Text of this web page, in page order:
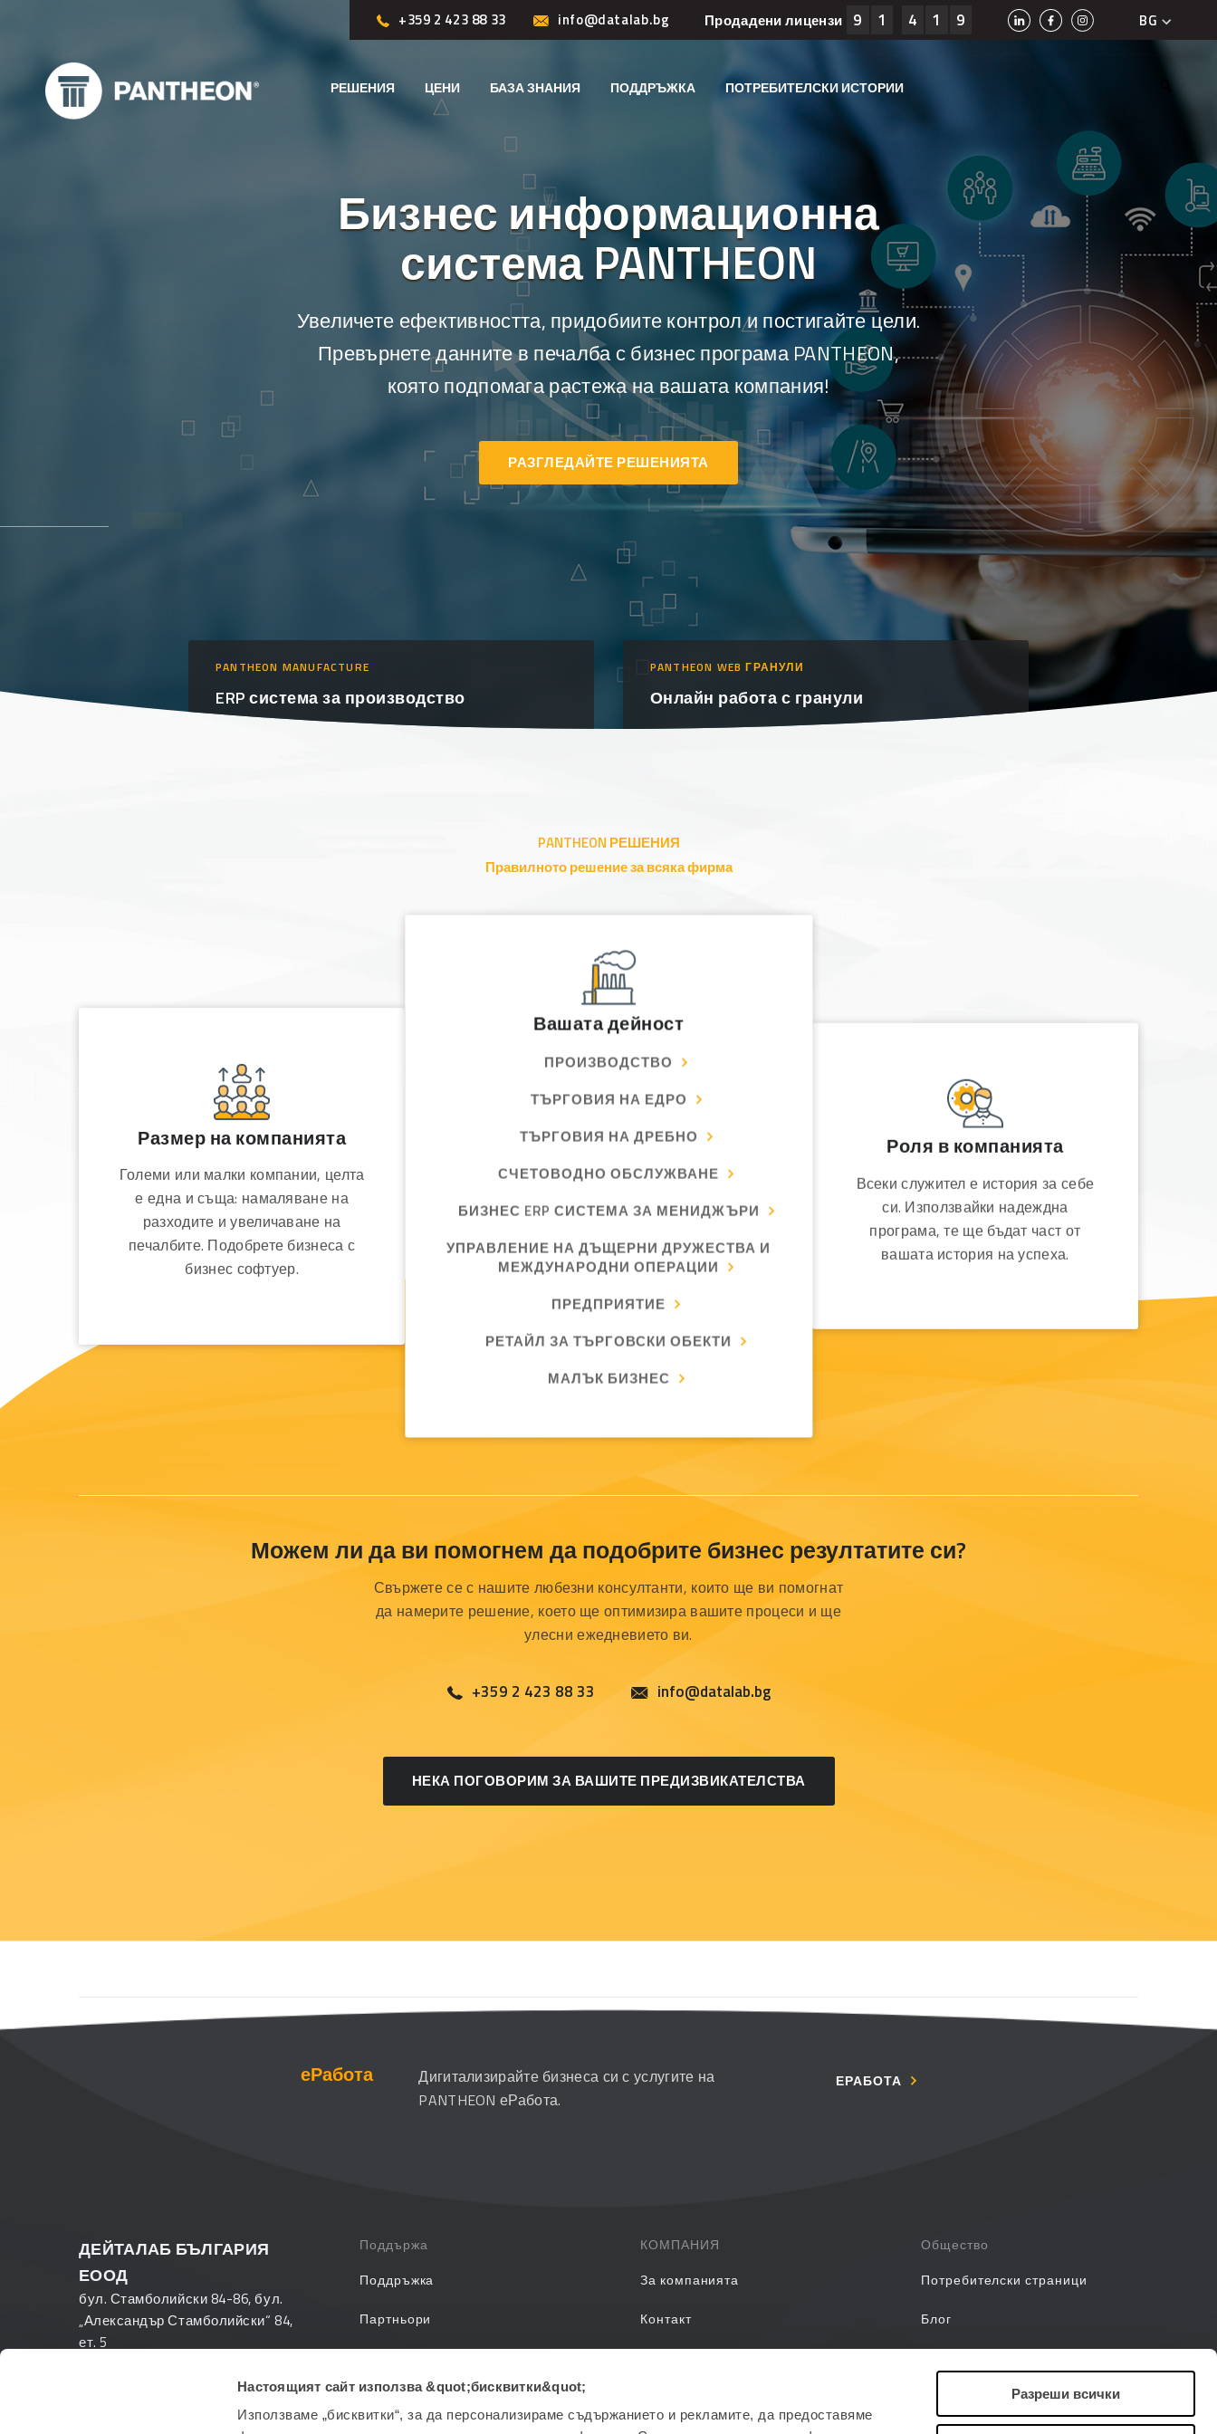
Настоящият сайт използва &quot;бисквитки&quot;
Използваме „бисквитки“, за да персонализираме съдържанието и рекламите, да предоставяме
Разреши всички
+359 2 423 88 33 info@datalab.bg Продадени лицензи 9 1 4 1 9
BG
SLO
ME
KS
РЕШЕНИЯ ЦЕНИ БАЗА ЗНАНИЯ ПОДДРЪЖКА ПОТРЕБИТЕЛСКИ ИСТОРИИ
Бизнес информационна
система PANTHEON
Увеличете ефективността, придобиите контрол и постигайте цели.
Превърнете данните в печалба с бизнес програма PANTHEON,
която подпомага растежа на вашата компания!
РАЗГЛЕДАЙТЕ РЕШЕНИЯТА
PANTHEON MANUFACTURE
ERP система за производство
PANTHEON WEB ГРАНУЛИ
Онлайн работа с гранули
PANTHEON РЕШЕНИЯ
Правилното решение за всяка фирма
Размер на компанията
Големи или малки компании, целта
е една и съща: намаляване на
разходите и увеличаване на
печалбите. Подобрете бизнеса с
бизнес софтуер.
Вашата дейност
ПРОИЗВОДСТВО
ТЪРГОВИЯ НА ЕДРО
ТЪРГОВИЯ НА ДРЕБНО
СЧЕТОВОДНО ОБСЛУЖВАНЕ
БИЗНЕС ERP СИСТЕМА ЗА МЕНИДЖЪРИ
УПРАВЛЕНИЕ НА ДЪЩЕРНИ ДРУЖЕСТВА И
МЕЖДУНАРОДНИ ОПЕРАЦИИ
ПРЕДПРИЯТИЕ
РЕТАЙЛ ЗА ТЪРГОВСКИ ОБЕКТИ
МАЛЪК БИЗНЕС
Роля в компанията
Всеки служител е история за себе
си. Използвайки надеждна
програма, те ще бъдат част от
вашата история на успеха.
Можем ли да ви помогнем да подобрите бизнес резултатите си?
Свържете се с нашите любезни консултанти, които ще ви помогнат
да намерите решение, което ще оптимизира вашите процеси и ще
улесни ежедневието ви.
+359 2 423 88 33 info@datalab.bg
НЕКА ПОГОВОРИМ ЗА ВАШИТЕ ПРЕДИЗВИКАТЕЛСТВА
еРабота
Дигитализирайте бизнеса си с услугите на
PANTHEON еРабота.
ЕРАБОТА
ДЕЙТАЛАБ БЪЛГАРИЯ
ЕООД
бул. Стамболийски 84-86, бул.
„Александър Стамболийски“ 84,
ет. 5
Поддържа
Поддръжка
Партньори
PANTHEON Обучения
КОМПАНИЯ
За компанията
Контакт
Общество
Потребителски страници
Блог